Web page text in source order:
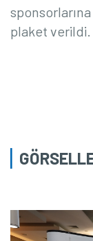
plaket verildi.